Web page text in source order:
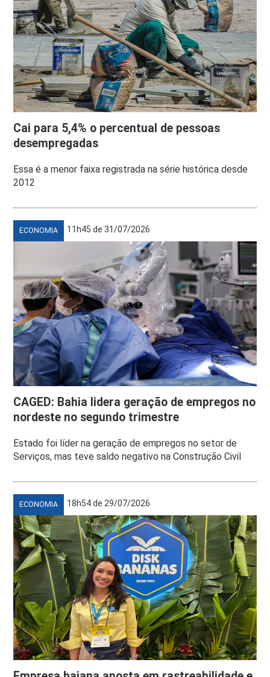
Cai para 5,4% o percentual de pessoas
desempregadas
Essa é a menor faixa registrada na série histórica desde
2012
ECONOMIA 11h45 de 31/07/2026
CAGED: Bahia lidera geração de empregos no
nordeste no segundo trimestre
Estado foi líder na geração de empregos no setor de
Serviços, mas teve saldo negativo na Construção Civil
ECONOMIA 18h54 de 29/07/2026